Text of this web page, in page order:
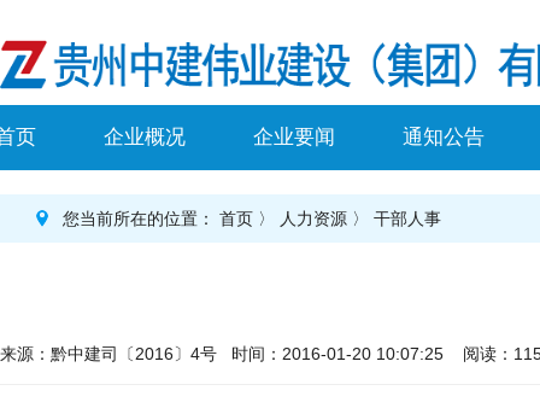
页 企业概况 企业要闻 通知公告
您当前所在的位置： 首页 〉 人力资源 〉 干部人事
来源：黔中建司〔2016〕4号 时间：2016-01-20 10:07:25 阅读：